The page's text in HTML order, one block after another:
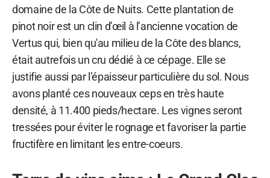
domaine de la Côte de Nuits. Cette plantation de
pinot noir est un clin d’œil à l’ancienne vocation de
Vertus qui, bien qu'au milieu de la Côte des blancs,
était autrefois un cru dédié à ce cépage. Elle se
justifie aussi par l’épaisseur particulière du sol. Nous
avons planté ces nouveaux ceps en très haute
densité, à 11.400 pieds/hectare. Les vignes seront
tressées pour éviter le rognage et favoriser la partie
fructifère en limitant les entre-coeurs.